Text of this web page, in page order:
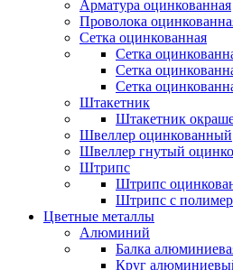
Арматура оцинкованная
Проволока
Сетка оцинкованная
Сетка
Сетка
Сетка
Штакетник
Штакетник
Швеллер оцинкованный
Швеллер гнутый
Штрипс
Штрипс
Штрипс с
Цветные металлы
Алюминий
Балка
Круг